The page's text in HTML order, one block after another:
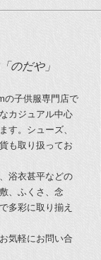
のだや」
の子供服専門店で
カジュアル中心
す。シューズ、
も取り扱ってお
浴衣甚平などの
、ふくさ、念
多彩に取り揃え
気軽にお問い合